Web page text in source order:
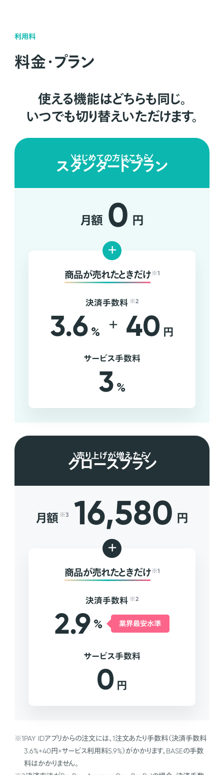
利用料
料金・プラン
使える機能はどちらも同じ。
いつでも切り替えいただけます。
はじめての方はこちら
スタンダードプラン
月額 0 円
+
商品が売れたときだけ ※1
決済手数料 ※2
3.6 % + 40 円
サービス手数料
3 %
売り上げが増えたら
グロースプラン
月額 ※3 16,580 円
+
商品が売れたときだけ ※1
決済手数料 ※2
2.9 % 業界最安水準
サービス手数料
0 円
※1PAY IDアプリからの注文には、1注文あたり手数料（決済手数料
3.6%+40円+サービス利用料5.9%）がかかります。BASEの手数
料はかかりません。